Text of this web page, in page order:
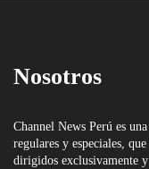
Nosotros
Channel News Perú es
regulares y especiales,
dirigidos exclusivamente